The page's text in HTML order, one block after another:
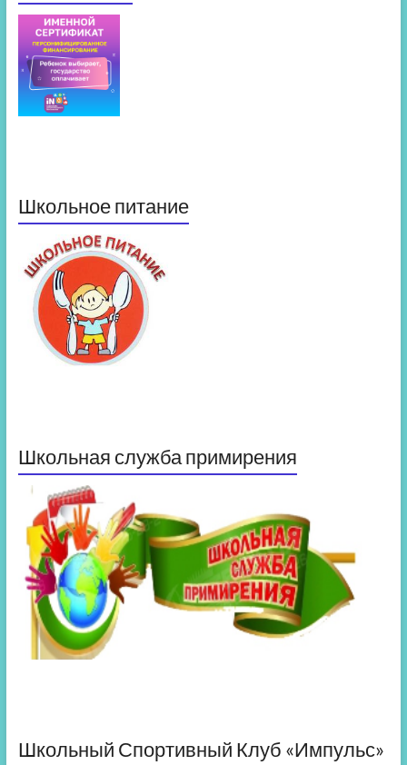
Школьное питание
Школьная служба примирения
Школьный Спортивный Клуб «Импульс»